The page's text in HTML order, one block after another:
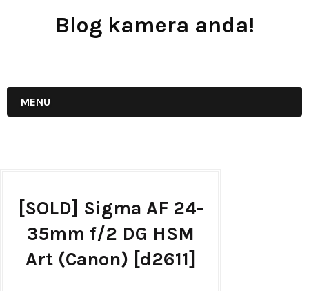
Blog kamera anda!
MENU
[SOLD] Sigma AF 24-
35mm f/2 DG HSM
Art (Canon) [d2611]